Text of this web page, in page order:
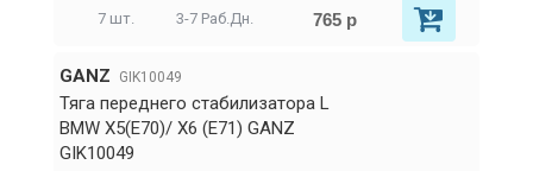
7 шт. 3-7 Раб.Дн. 765 р
GANZ GIK10049
Тяга переднего стабилизатора L
BMW X5(E70)/ X6 (E71) GANZ
GIK10049